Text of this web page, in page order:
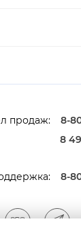
продаж:
8-
8
8-